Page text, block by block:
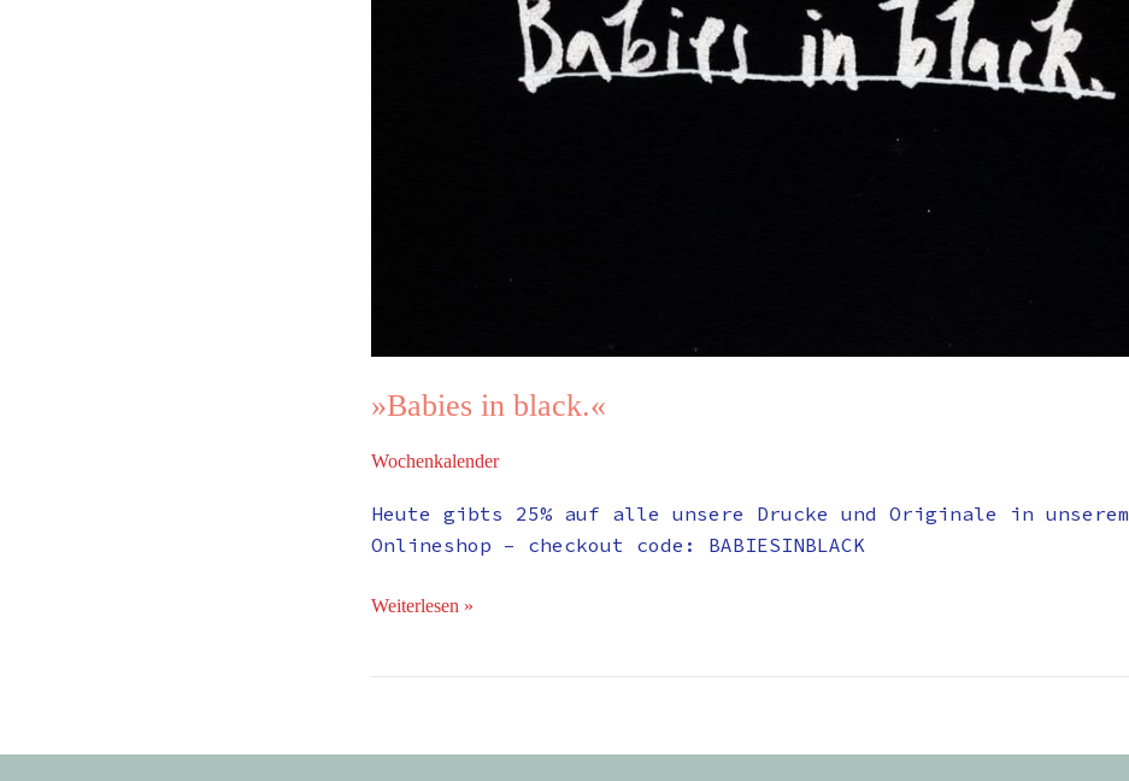
»Babies in black.«
Wochenkalender
Heute gibts 25% auf alle unsere Drucke und Originale in unserem
Onlineshop – checkout code: BABIESINBLACK
Weiterlesen »